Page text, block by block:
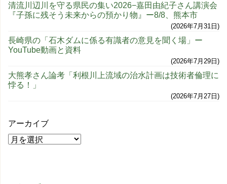
清流川辺川を守る県民の集い2026−嘉田由紀子さん講演会
『子孫に残そう未来からの預かり物』ー8/8、熊本市
2026年7月31日
長崎県の「石木ダムに係る有識者の意見を聞く場」ー
YouTube動画と資料
2026年7月29日
大熊孝さん論考「利根川上流域の治水計画は技術者倫理に
悖る！」
2026年7月27日
アーカイブ